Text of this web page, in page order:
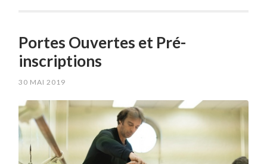
Portes Ouvertes et Pré-
inscriptions
30 MAI 2019